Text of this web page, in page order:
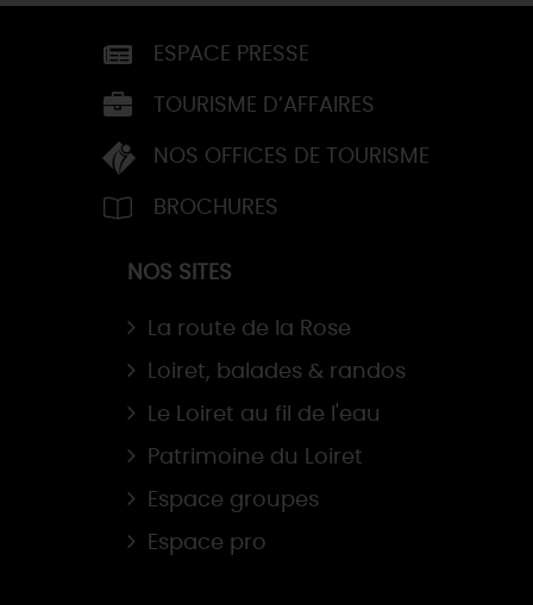
ESPACE PRESSE
TOURISME D’AFFAIRES
NOS OFFICES DE TOURISME
BROCHURES
NOS SITES
La route de la Rose
Loiret, balades & randos
Le Loiret au fil de l'eau
Patrimoine du Loiret
Espace groupes
Espace pro